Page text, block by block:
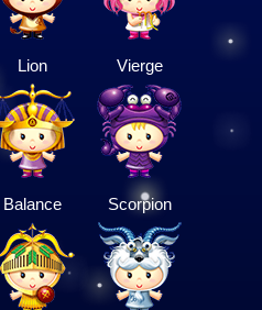
Lion Vierge
Balance Scorpion